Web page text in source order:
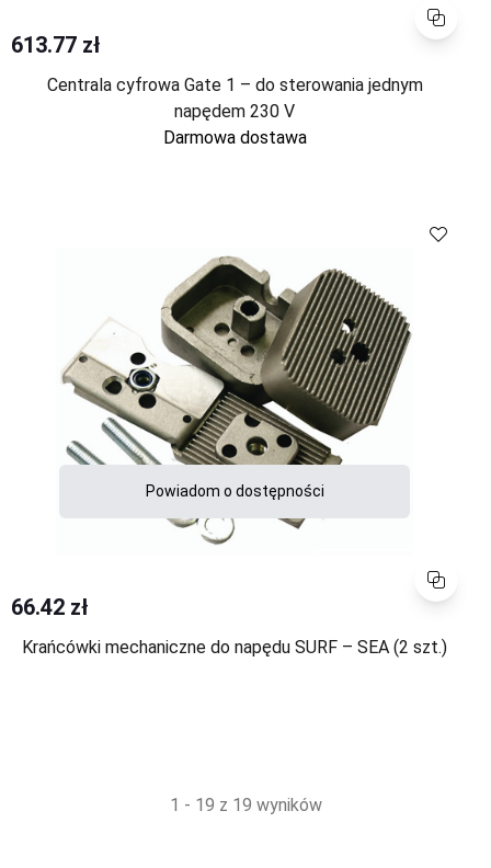
Porównaj
613.77 zł
Centrala cyfrowa Gate 1 – do sterowania jednym
napędem 230 V
Darmowa dostawa
Porównaj
Powiadom o dostępności
66.42 zł
Krańcówki mechaniczne do napędu SURF – SEA (2 szt.)
1 - 19 z 19 wyników